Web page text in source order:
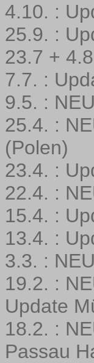
4.10. :
25.9. :
23.7 +
7.7. :
9.5. :
25.4. :
(Polen)
23.4. :
22.4. :
15.4. :
13.4. :
3.3. :
19.2. :
Update
18.2. :
Passau